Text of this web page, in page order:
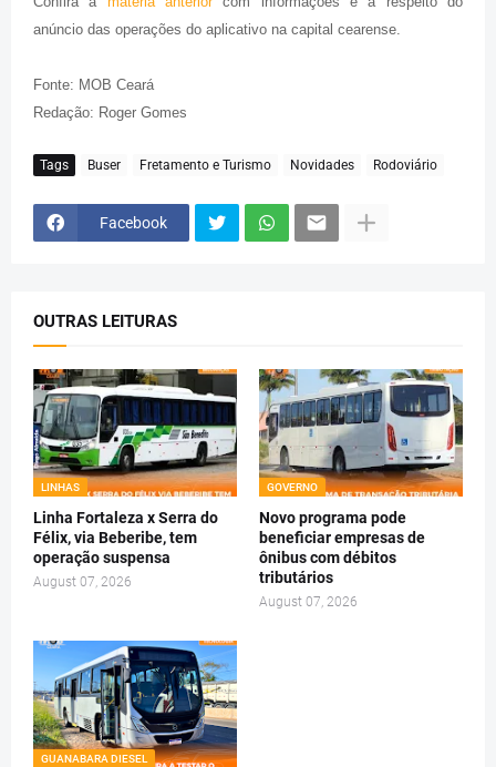
anúncio das operações do aplicativo na capital cearense.
Fonte: MOB Ceará
Redação: Roger Gomes
Tags Buser Fretamento e Turismo Novidades Rodoviário
Facebook
OUTRAS LEITURAS
LINHAS
Linha Fortaleza x Serra do
Félix, via Beberibe, tem
operação suspensa
August 07, 2026
GOVERNO
Novo programa pode
beneficiar empresas de
ônibus com débitos
tributários
August 07, 2026
GUANABARA DIESEL